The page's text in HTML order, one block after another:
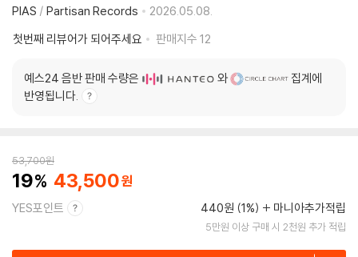
PIAS / Partisan Records
2026.05.08.
첫번째 리뷰어가 되어주세요
판매지수 12
예스24 음반 판매 수량은 와
집계에
반영됩니다.
53,700원
19 43,500
YES포인트 440원 (1%) 마니아추가적립
5만원 이상 구매 시 2천원 추가 적립